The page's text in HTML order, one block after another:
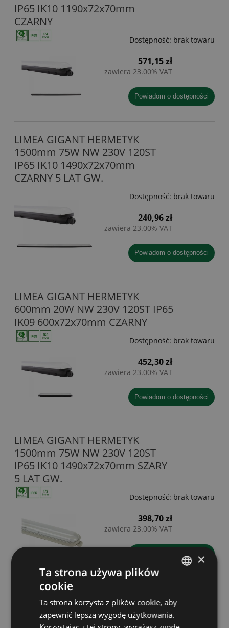
IP65 IK10 1190x72x70mm
CZARNY
Dostępność: brak towaru
571,15 zł
zawiera 23.00% VAT
powiadom o dostępności
LIMEA GIGANT HERMETYK
1500mm 75W NW 230V 120ST
IP65 IK10 1490x72x70mm
CZARNY 5 LAT GW.
Dostępność: brak towaru
240,96 zł
zawiera 23.00% VAT
powiadom o dostępności
LIMEA GIGANT HERMETYK
600mm 20W NW 230V 120ST IP65
IK09 600x72x70mm CZARNY
Dostępność: brak towaru
452,30 zł
zawiera 23.00% VAT
powiadom o dostępności
LIMEA GIGANT HERMETYK
1500mm 75W NW 230V 120ST
IP65 IK10 1490x72x70mm SZARY
5 LAT GW.
Dostępność: brak towaru
398,70 zł
zawiera 23.00% VAT
LIMEA GIGANT HERMETYK
600mm 20W NW 230V 120ST IP65
IK09 600x72x70mm CZARNY
GERMAN
×
Ta strona używa plików
cookie
Ta strona korzysta z plików cookie, aby
zapewnić lepszą wygodę użytkowania.